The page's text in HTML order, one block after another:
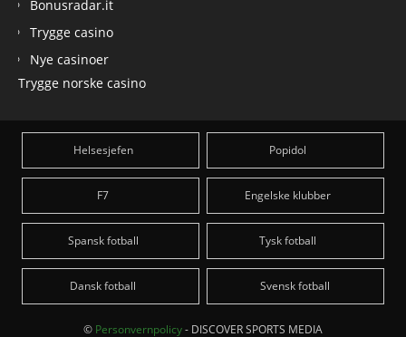
Bonusradar.it
Trygge casino
Nye casinoer
Trygge norske casino
Helsesjefen Popidol
F7 Engelske klubber
Spansk fotball Tysk fotball
Dansk fotball Svensk fotball
© Personvernpolicy- DISCOVER SPORTS MEDIA